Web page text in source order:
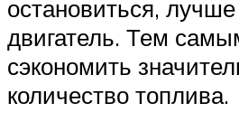
остановиться,
двигатель. Тем
сэкономить
количество топлива.